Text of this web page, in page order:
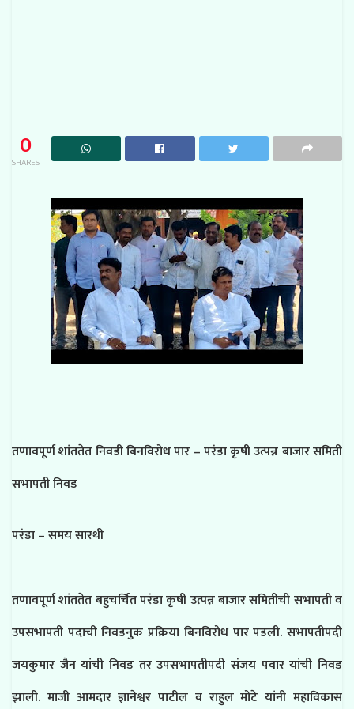
0
SHARES
तणावपूर्ण शांततेत निवडी बिनविरोध पार – परंडा कृषी उत्पन्न बाजार समिती
सभापती निवड
परंडा – समय सारथी
तणावपूर्ण शांततेत बहुचर्चित परंडा कृषी उत्पन्न बाजार समितीची सभापती व
उपसभापती पदाची निवडनुक प्रक्रिया बिनविरोध पार पडली. सभापतीपदी
जयकुमार जैन यांची निवड तर उपसभापतीपदी संजय पवार यांची निवड
झाली. माजी आमदार ज्ञानेश्वर पाटील व राहुल मोटे यांनी महाविकास